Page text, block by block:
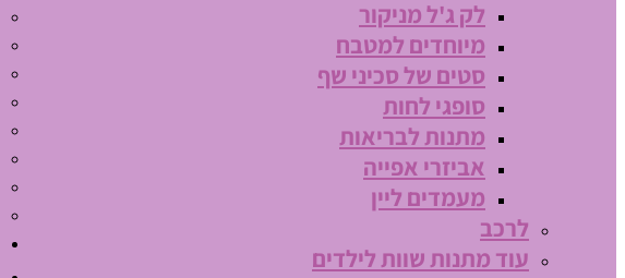
לק ג'ל מניקור
מיוחדים למטבח
סטים של סכיני שף
סופגי לחות
מתנות לבריאות
אביזרי אפייה
מעמדים ליין
לרכב
עוד מתנות שוות לילדים